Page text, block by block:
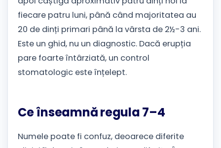
fiecare patru luni, până când majoritatea au
20 de dinți primari până la vârsta de 2½-3 ani.
Este un ghid, nu un diagnostic. Dacă erupția
pare foarte întârziată, un control
stomatologic este înțelept.
Ce înseamnă regula 7–4
Numele poate fi confuz, deoarece diferite